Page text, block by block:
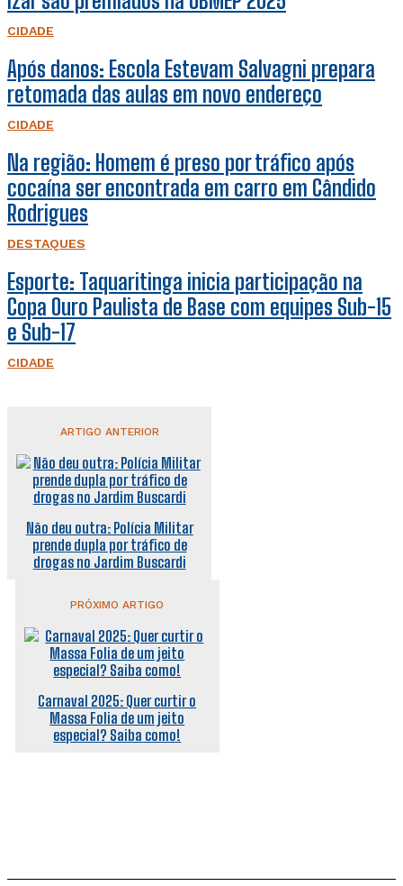
CIDADE
Após danos: Escola Estevam Salvagni prepara
retomada das aulas em novo endereço
CIDADE
Na região: Homem é preso por tráfico após
cocaína ser encontrada em carro em Cândido
Rodrigues
DESTAQUES
Esporte: Taquaritinga inicia participação na
Copa Ouro Paulista de Base com equipes Sub-15
e Sub-17
CIDADE
ARTIGO ANTERIOR
Não deu outra: Polícia Militar
prende dupla por tráfico de
drogas no Jardim Buscardi
PRÓXIMO ARTIGO
Carnaval 2025: Quer curtir o
Massa Folia de um jeito
especial? Saiba como!